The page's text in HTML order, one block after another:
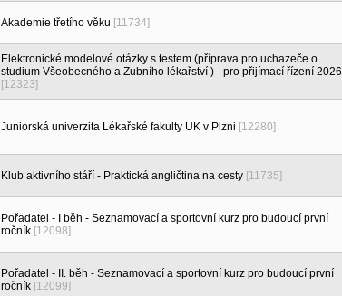
Akademie třetího věku [11734]
Elektronické modelové otázky s testem (příprava pro uchazeče o
studium Všeobecného a Zubního lékařství ) - pro přijímací řízení 2026
[12323]
Juniorská univerzita Lékařské fakulty UK v Plzni [12280]
Klub aktivního stáří - Praktická angličtina na cesty [11735]
Pořadatel - I běh - Seznamovací a sportovní kurz pro budoucí první
ročník [12098]
Pořadatel - II. běh - Seznamovací a sportovní kurz pro budoucí první
ročník [12099]